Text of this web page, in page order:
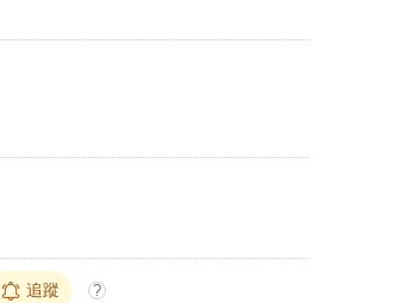
追蹤 ?